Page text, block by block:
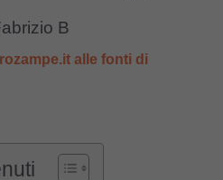
B
alle fonti di